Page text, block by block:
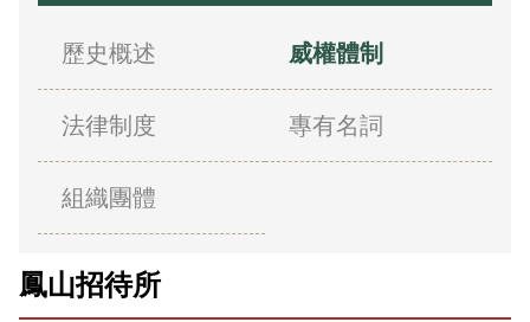
關於我們
意見信箱
歷史概述 威權體制
法律制度 專有名詞
組織團體
鳳山招待所